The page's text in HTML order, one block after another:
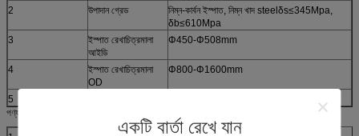
একটি বার্তা রেখে যান
2
উপাদান গ্রেড
নিম্ন-কার্বন ইস্পাত, নিম্ন খাদ steelδs≤345Mpa,
δb≤610Mpa
3
ইস্পাত রেখাচিত্রমালা
আইডি
Φ450-Φ508mm
4
ইস্পাত রেখাচিত্রমালা
OD
Φ800-Φ1600mm
5
পণ্য তথ্য শেষ করুন: